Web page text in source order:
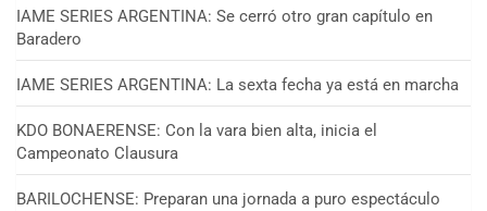
IAME SERIES ARGENTINA: Se cerró otro gran capítulo en
Baradero
IAME SERIES ARGENTINA: La sexta fecha ya está en marcha
KDO BONAERENSE: Con la vara bien alta, inicia el
Campeonato Clausura
BARILOCHENSE: Preparan una jornada a puro espectáculo